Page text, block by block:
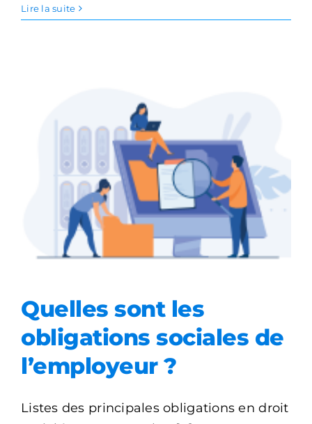
Lire la suite
Quelles sont les obligations
sociales de l’employeur ?
Quelles sont les
obligations sociales de
l’employeur ?
Listes des principales obligations en droit